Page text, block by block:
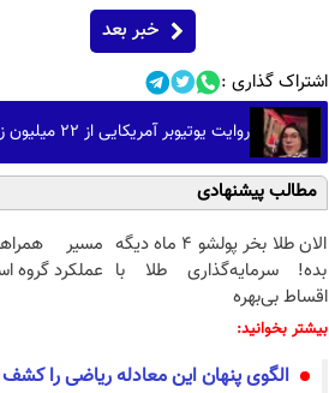
خبر بعد
اشتراک گذاری :
روایت یوتیوبر آمریکایی از ۲۲ میلیون زائر امسال اربعین در عراق
مطالب پیشنهادی
الان طلا بخر پولشو 4 ماه دیگه
بده! سرمایه‌گذاری طلا با
اقساط بی‌بهره
مسیر
عملکرد گروه
بیشتر بخوانید:
الگوی پنهان این معادله ریاضی را کشف